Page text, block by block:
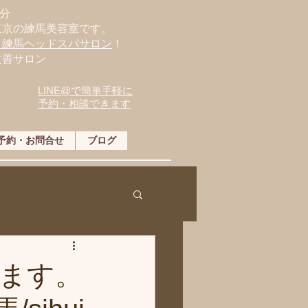
の練馬美容室です。
馬ヘッドスパサロン ！
サロン
LINE@で簡単手軽に
予約・相談できます
約・お問合せ ブログ
す。